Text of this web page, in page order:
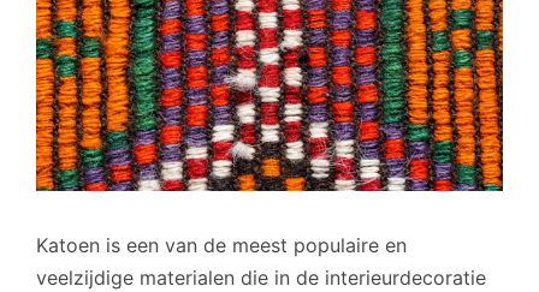
Katoen is een van de meest populaire en
veelzijdige materialen die in de interieurdecoratie